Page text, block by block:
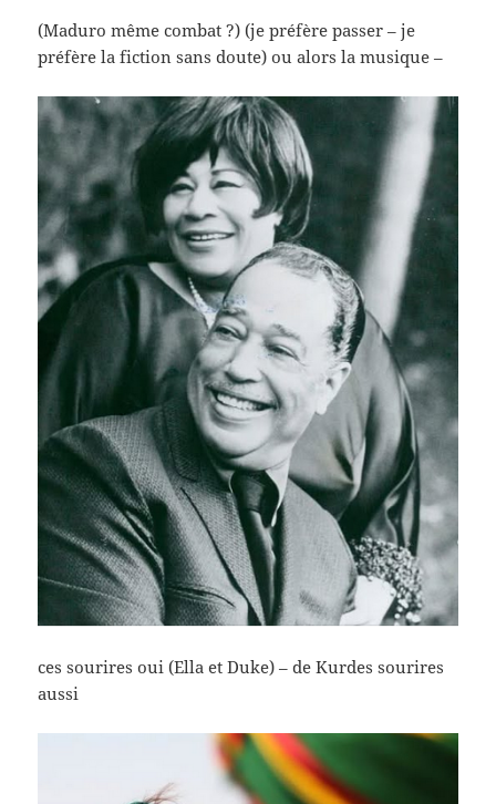
(Maduro même combat ?) (je préfère passer – je
préfère la fiction sans doute) ou alors la musique –
ces sourires oui (Ella et Duke) – de Kurdes sourires
aussi